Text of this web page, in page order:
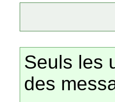
Seuls les
des